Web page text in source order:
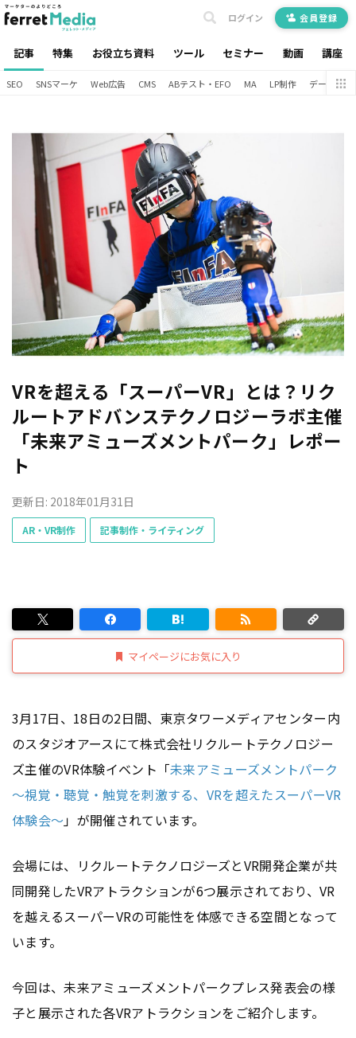
記事 特集 お役立ち資料 ツール セミナー 動画 講座
ログイン 会員登録
SEO SNSマーケ Web広告 CMS ABテスト・EFO MA LP制作 データ分析
VRを超える「スーパーVR」とは？リク
ルートアドバンステクノロジーラボ主催
「未来アミューズメントパーク」レポー
ト
更新日: 2018年01月31日
AR・VR制作 記事制作・ライティング
マイページにお気に入り
3月17日、18日の2日間、東京タワーメディアセンター内
のスタジオアースにて株式会社リクルートテクノロジー
ズ主催のVR体験イベント「未来アミューズメントパーク
～視覚・聴覚・触覚を刺激する、VRを超えたスーパーVR
体験会～」が開催されています。
会場には、リクルートテクノロジーズとVR開発企業が共
同開発したVRアトラクションが6つ展示されており、VR
を越えるスーパーVRの可能性を体感できる空間となって
います。
今回は、未来アミューズメントパークプレス発表会の様
子と展示された各VRアトラクションをご紹介します。